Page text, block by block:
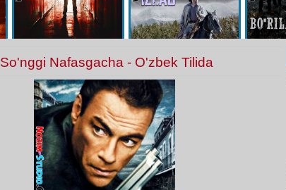
So'nggi Nafasgacha - O'zbek Tilida